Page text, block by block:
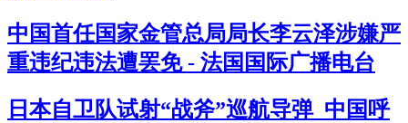
中国首任国家金管总局局长李云泽涉嫌严
重违纪违法遭罢免 - 法国国际广播电台
日本自卫队试射“战斧”巡航导弹 中国呼